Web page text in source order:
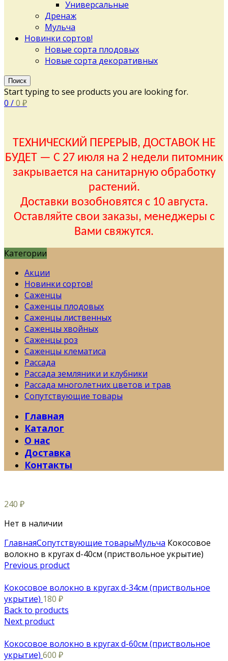
Универсальные
Дренаж
Мульча
Новинки сортов!
Новые сорта плодовых
Новые сорта декоративных
Поиск
Start typing to see products you are looking for.
0 /0 ₽
ТЕХНИЧЕСКИЙ ПЕРЕРЫВ, ДОСТАВОК НЕ
БУДЕТ — С 27 июля на 2 недели питомник
закрывается на санитарную обработку
растений.
Доставки возобновятся с 10 августа.
Оставляйте свои заказы, менеджеры с
Вами свяжутся.
Категории
Акции
Новинки сортов!
Саженцы
Саженцы плодовых
Саженцы лиственных
Саженцы хвойных
Саженцы роз
Саженцы клематиса
Рассада
Рассада земляники и клубники
Рассада многолетних цветов и трав
Сопутствующие товары
Главная
Каталог
О нас
Доставка
Контакты
240 ₽
Нет в наличии
ГлавнаяСопутствующие товарыМульча Кокосовое
волокно в кругах d-40см (приствольное укрытие)
Previous product
Кокосовое волокно в кругах d-34см (приствольное
укрытие) 180 ₽
Back to products
Next product
Кокосовое волокно в кругах d-60см (приствольное
укрытие) 600 ₽